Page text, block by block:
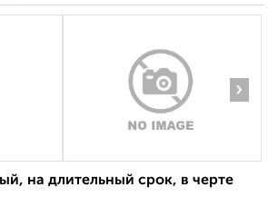
›
на длительный срок, в черте